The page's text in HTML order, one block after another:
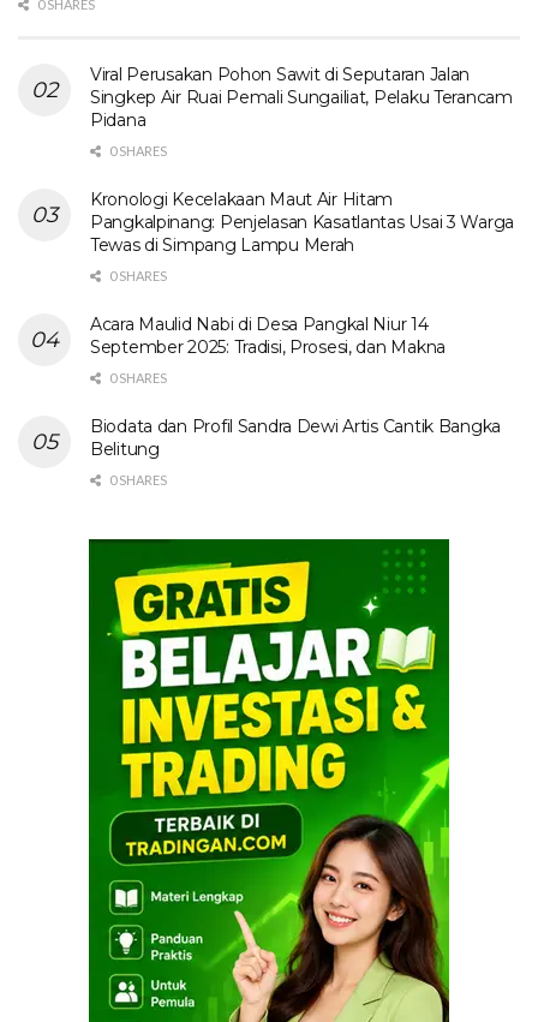
0 SHARES
Viral Perusakan Pohon Sawit di Seputaran Jalan
Singkep Air Ruai Pemali Sungailiat, Pelaku Terancam
Pidana
0 SHARES
Kronologi Kecelakaan Maut Air Hitam
Pangkalpinang: Penjelasan Kasatlantas Usai 3 Warga
Tewas di Simpang Lampu Merah
0 SHARES
Acara Maulid Nabi di Desa Pangkal Niur 14
September 2025: Tradisi, Prosesi, dan Makna
0 SHARES
Biodata dan Profil Sandra Dewi Artis Cantik Bangka
Belitung
0 SHARES